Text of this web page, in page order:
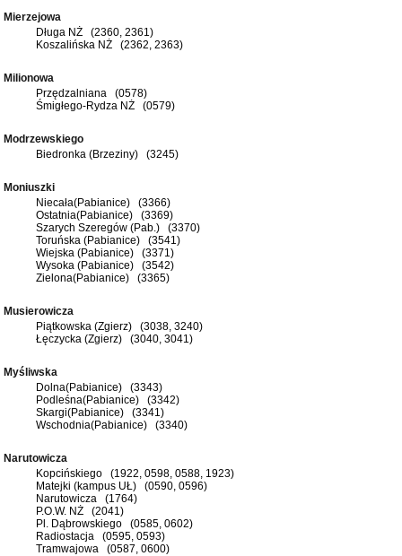
Mierzejowa
Długa NŻ (2360, 2361)
Koszalińska NŻ (2362, 2363)
Milionowa
Przędzalniana (0578)
Śmigłego-Rydza NŻ (0579)
Modrzewskiego
Biedronka (Brzeziny) (3245)
Moniuszki
Niecała(Pabianice) (3366)
Ostatnia(Pabianice) (3369)
Szarych Szeregów (Pab.) (3370)
Toruńska (Pabianice) (3541)
Wiejska (Pabianice) (3371)
Wysoka (Pabianice) (3542)
Zielona(Pabianice) (3365)
Musierowicza
Piątkowska (Zgierz) (3038, 3240)
Łęczycka (Zgierz) (3040, 3041)
Myśliwska
Dolna(Pabianice) (3343)
Podleśna(Pabianice) (3342)
Skargi(Pabianice) (3341)
Wschodnia(Pabianice) (3340)
Narutowicza
Kopcińskiego (1922, 0598, 0588, 1923)
Matejki (kampus UŁ) (0590, 0596)
Narutowicza (1764)
P.O.W. NŻ (2041)
Pl. Dąbrowskiego (0585, 0602)
Radiostacja (0595, 0593)
Tramwajowa (0587, 0600)